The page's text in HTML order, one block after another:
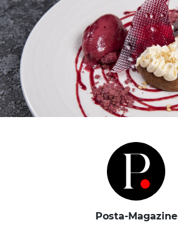
Posta-Magazine